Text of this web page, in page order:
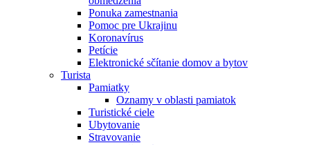
Ponuka zamestnania
Pomoc pre Ukrajinu
Koronavírus
Petície
Elektronické sčítanie domov a bytov
Turista
Pamiatky
Oznamy v oblasti pamiatok
Turistické ciele
Ubytovanie
Stravovanie